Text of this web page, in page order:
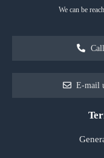
We can be
E-mail